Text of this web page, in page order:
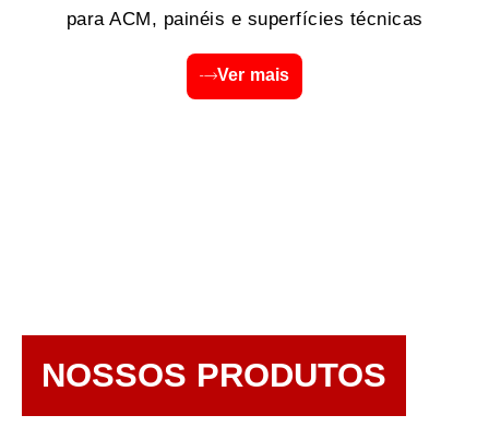
para ACM, painéis e superfícies técnicas
Ver mais
NOSSOS PRODUTOS